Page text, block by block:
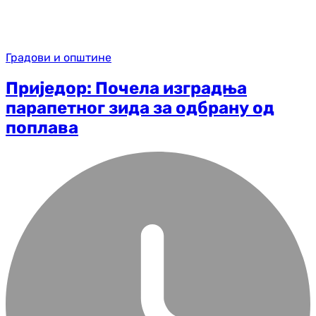
Градови и општине
Приједор: Почела изградња
парапетног зида за одбрану од
поплава